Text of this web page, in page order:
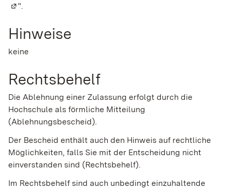
"
Hinweise
keine
Rechtsbehelf
Die Ablehnung einer Zulassung erfolgt durch die
Hochschule als förmliche Mitteilung
(Ablehnungsbescheid).
Der Bescheid enthält auch den Hinweis auf rechtliche
Möglichkeiten, falls Sie mit der Entscheidung nicht
einverstanden sind (Rechtsbehelf).
Im Rechtsbehelf sind auch unbedingt einzuhaltende